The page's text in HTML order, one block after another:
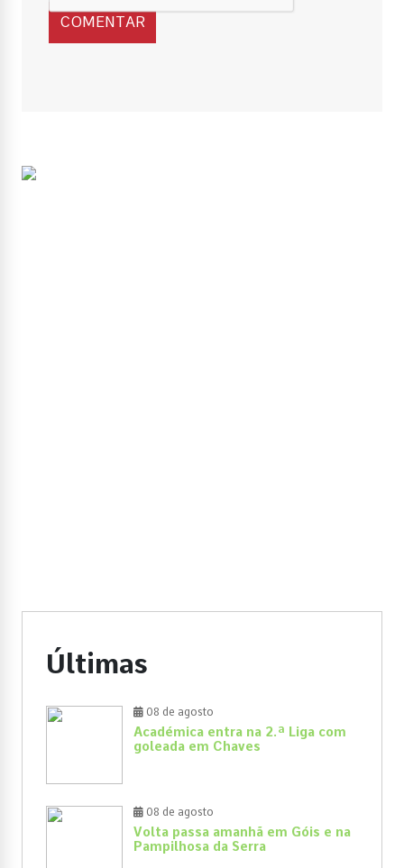
Últimas
08 de agosto
Académica entra na 2.ª Liga com
goleada em Chaves
08 de agosto
Volta passa amanhã em Góis e na
Pampilhosa da Serra